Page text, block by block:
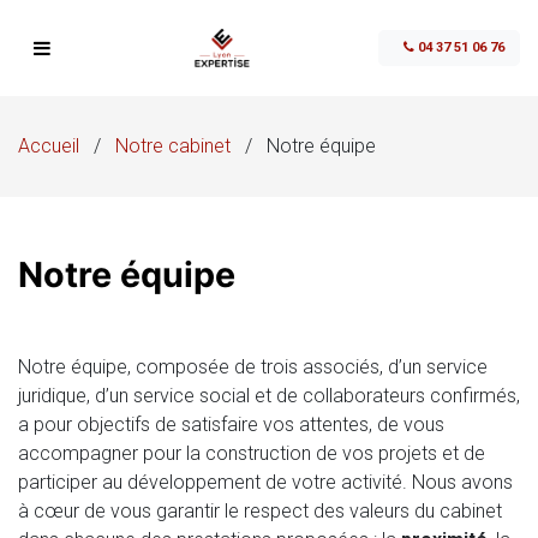
Notre cabinet
Notre équipe
Créer son entreprise
Business Plan
Paie & RH
Gestion de patrimoine
Suivre mon actualité
Les dernières actualités
Faire le point
Les indicateurs
Piloter mon entreprise
Les dernières actualités
Faire le point
Optimiser mes impôts
Les dernières actualités
Gérer mon patrimoine
Outils
Contact
04 37 51 06 76
Accueil / Notre cabinet / Notre équipe
Notre équipe
Notre équipe, composée de trois associés, d’un service
juridique, d’un service social et de collaborateurs confirmés,
a pour objectifs de satisfaire vos attentes, de vous
accompagner pour la construction de vos projets et de
participer au développement de votre activité. Nous avons
à cœur de vous garantir le respect des valeurs du cabinet